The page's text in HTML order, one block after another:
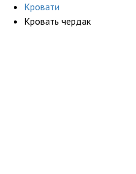
Кровати
Кровать чердак